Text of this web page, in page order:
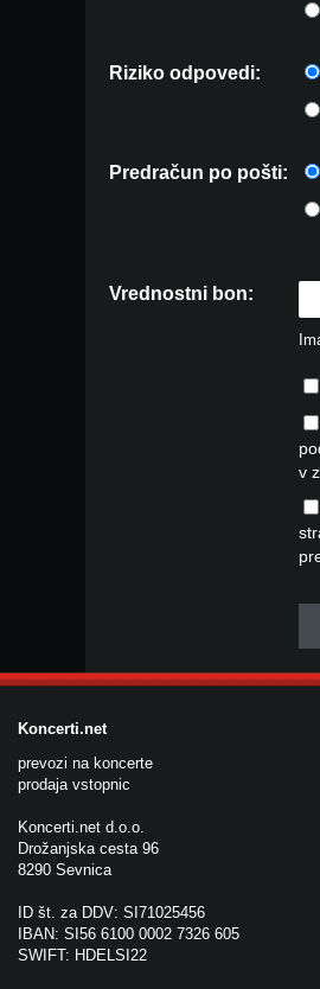
Riziko odpovedi:
Predračun po pošti:
Vrednostni bon:
v
Koncerti.net
prevozi na koncerte
prodaja vstopnic
Koncerti.net d.o.o.
Drožanjska cesta 96
8290 Sevnica
ID št. za DDV: SI71025456
IBAN: SI56 6100 0002 7326 605
SWIFT: HDELSI22